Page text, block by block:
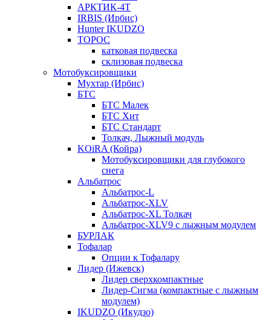
АРКТИК-4Т
IRBIS (Ирбис)
Hunter IKUDZO
ТОРОС
катковая подвеска
склизовая подвеска
Мотобуксировщики
Мухтар (Ирбис)
БТС
БТС Малек
БТС Хит
БТС Стандарт
Толкач, Лыжный модуль
KOiRA (Койра)
Мотобуксировщики для глубокого
снега
Альбатрос
Альбатрос-L
Альбатрос-XLV
Альбатрос-XL Толкач
Альбатрос-XLV9 с лыжным модулем
БУРЛАК
Тофалар
Опции к Тофалару
Лидер (Ижевск)
Лидер сверхкомпактные
Лидер-Сигма (компактные с лыжным
модулем)
IKUDZO (Икудзо)